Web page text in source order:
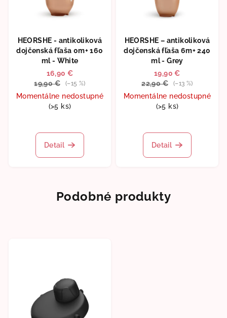
HEORSHE - antikoliková
dojčenská fľaša 0m+ 160
ml - White
16,90 €
19,90 €
(–15 %)
Momentálne nedostupné
(>5 ks)
Detail
HEORSHE – antikoliková
dojčenská fľaša 6m+ 240
ml - Grey
19,90 €
22,90 €
(–13 %)
Momentálne nedostupné
(>5 ks)
hodnotenie
produktu
hviezdičiek.
Detail
Podobné produkty